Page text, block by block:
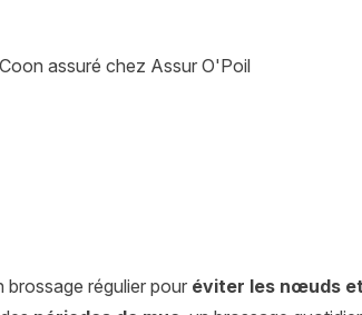
brossage régulier pour éviter les nœuds